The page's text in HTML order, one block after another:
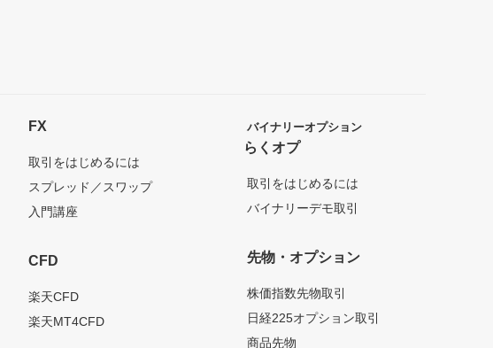
FX
取引をはじめるには
スプレッド／スワップ
入門講座
CFD
楽天CFD
楽天MT4CFD
バイナリーオプション
らくオプ
取引をはじめるには
バイナリーデモ取引
先物・オプション
株価指数先物取引
日経225オプション取引
商品先物